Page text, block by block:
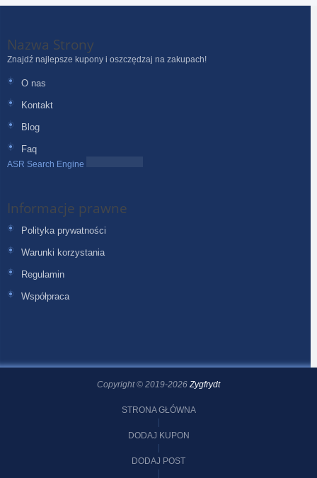
Nazwa Strony
Znajdź najlepsze kupony i oszczędzaj na zakupach!
O nas
Kontakt
Blog
Faq
ASR Search Engine
Informacje prawne
Polityka prywatności
Warunki korzystania
Regulamin
Współpraca
Copyright © 2019-2026Zygfrydt
STRONA GŁÓWNA
DODAJ KUPON
DODAJ POST